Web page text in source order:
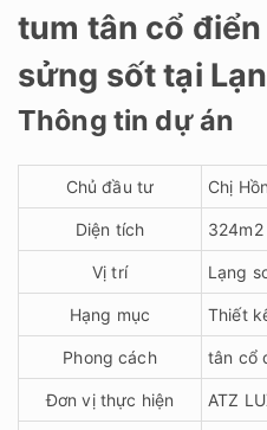
tum tân cổ
sửng sốt tại
Thông tin dự án
Chủ đầu tư Chị
Diện tích 324m2
Vị trí Lạng
Hạng mục Thiết
Phong cách tân cổ
Đơn vị thực hiện ATZ